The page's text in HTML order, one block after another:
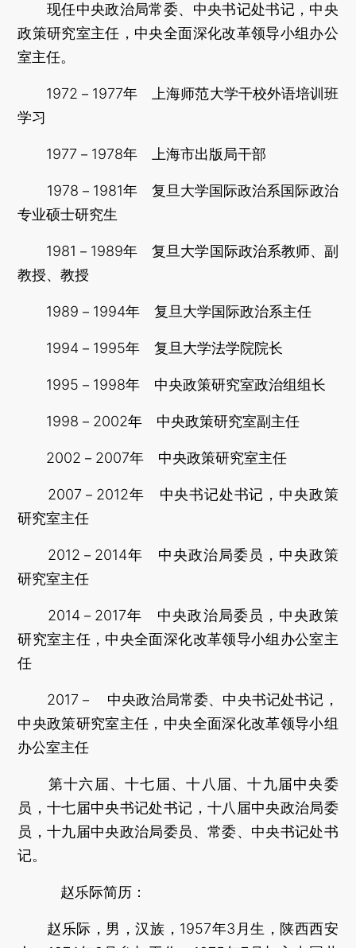
现任中央政治局常委、中央书记处书记，中央
政策研究室主任，中央全面深化改革领导小组办公
室主任。
1972－1977年 上海师范大学干校外语培训班
学习
1977－1978年 上海市出版局干部
1978－1981年 复旦大学国际政治系国际政治
专业硕士研究生
1981－1989年 复旦大学国际政治系教师、副
教授、教授
1989－1994年 复旦大学国际政治系主任
1994－1995年 复旦大学法学院院长
1995－1998年 中央政策研究室政治组组长
1998－2002年 中央政策研究室副主任
2002－2007年 中央政策研究室主任
2007－2012年 中央书记处书记，中央政策
研究室主任
2012－2014年 中央政治局委员，中央政策
研究室主任
2014－2017年 中央政治局委员，中央政策
研究室主任，中央全面深化改革领导小组办公室主
任
2017－ 中央政治局常委、中央书记处书记，
中央政策研究室主任，中央全面深化改革领导小组
办公室主任
第十六届、十七届、十八届、十九届中央委
员，十七届中央书记处书记，十八届中央政治局委
员，十九届中央政治局委员、常委、中央书记处书
记。
赵乐际简历：
赵乐际，男，汉族，1957年3月生，陕西西安